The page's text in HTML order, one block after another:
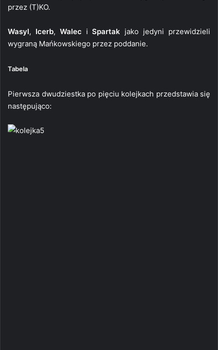
przez (T)KO.
Wasyl, Icerb, Walec iSpartak jako jedyni przewidzieli
wygraną Mańkowskiego przez poddanie.
Tabela
Pierwsza dwudziestka po pięciu kolejkach przedstawia się
następująco: